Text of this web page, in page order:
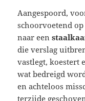
Aangespoord,
schoorvoetend
naar een
die verslag
vastlegt, koestert
wat bedreigd
en achteloos
terzijde